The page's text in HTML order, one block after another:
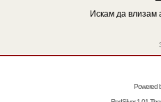
Искам да влизам
Powered